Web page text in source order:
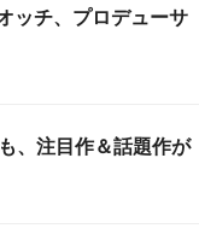
ッチ、プロデューサ
、注目作＆話題作が